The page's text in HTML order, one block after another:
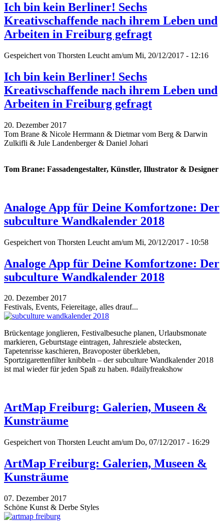
Ich bin kein Berliner! Sechs
Kreativschaffende nach ihrem Leben und
Arbeiten in Freiburg gefragt
Gespeichert von Thorsten Leucht am/um Mi, 20/12/2017 - 12:16
Ich bin kein Berliner! Sechs
Kreativschaffende nach ihrem Leben und
Arbeiten in Freiburg gefragt
20. Dezember 2017
Tom Brane & Nicole Herrmann & Dietmar vom Berg & Darwin
Zulkifli & Jule Landenberger & Daniel Johari
Tom Brane: Fassadengestalter, Künstler, Illustrator & Designer
Analoge App für Deine Komfortzone: Der
subculture Wandkalender 2018
Gespeichert von Thorsten Leucht am/um Mi, 20/12/2017 - 10:58
Analoge App für Deine Komfortzone: Der
subculture Wandkalender 2018
20. Dezember 2017
Festivals, Events, Feiereitage, alles drauf...
Brückentage jonglieren, Festivalbesuche planen, Urlaubsmonate
markieren, Geburtstage eintragen, Jahresziele abstecken,
Tapetenrisse kaschieren, Bravoposter überkleben,
Sportzigarettenfilter knibbeln – der subculture Wandkalender 2018
ist mal wieder für jeden Spaß zu haben. #dailyfreakshow
ArtMap Freiburg: Galerien, Museen &
Kunsträume
Gespeichert von Thorsten Leucht am/um Do, 07/12/2017 - 16:29
ArtMap Freiburg: Galerien, Museen &
Kunsträume
07. Dezember 2017
Schöne Kunst & Derbe Styles